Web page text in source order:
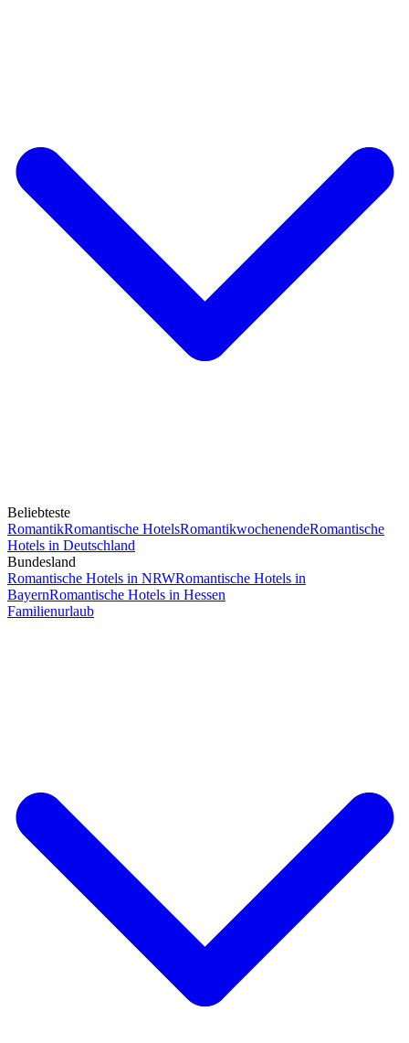
Beliebteste
RomantikRomantische HotelsRomantikwochenendeRomantische
Hotels in Deutschland
Bundesland
Romantische Hotels in NRWRomantische Hotels in
BayernRomantische Hotels in Hessen
Familienurlaub